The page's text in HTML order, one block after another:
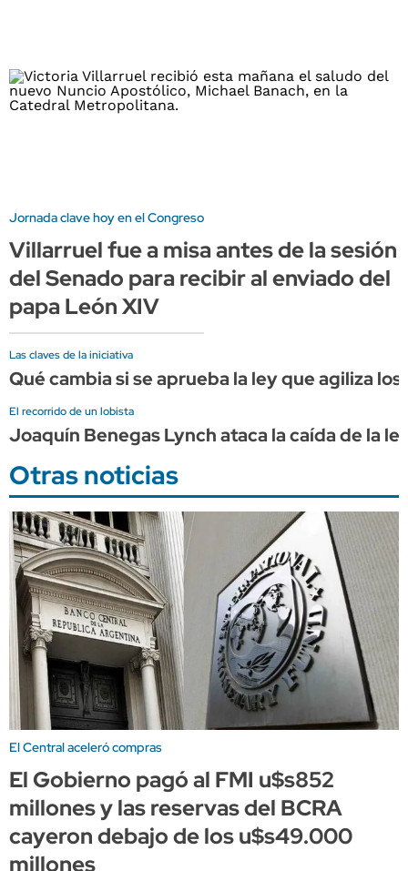
Jornada clave hoy en el Congreso
Villarruel fue a misa antes de la sesión
del Senado para recibir al enviado del
papa León XIV
Las claves de la iniciativa
Qué cambia si se aprueba la ley que agiliza
El recorrido de un lobista
Joaquín Benegas Lynch ataca la caída de la
Otras noticias
El Central aceleró compras
El Gobierno pagó al FMI u$s852
millones y las reservas del BCRA
cayeron debajo de los u$s49.000
millones